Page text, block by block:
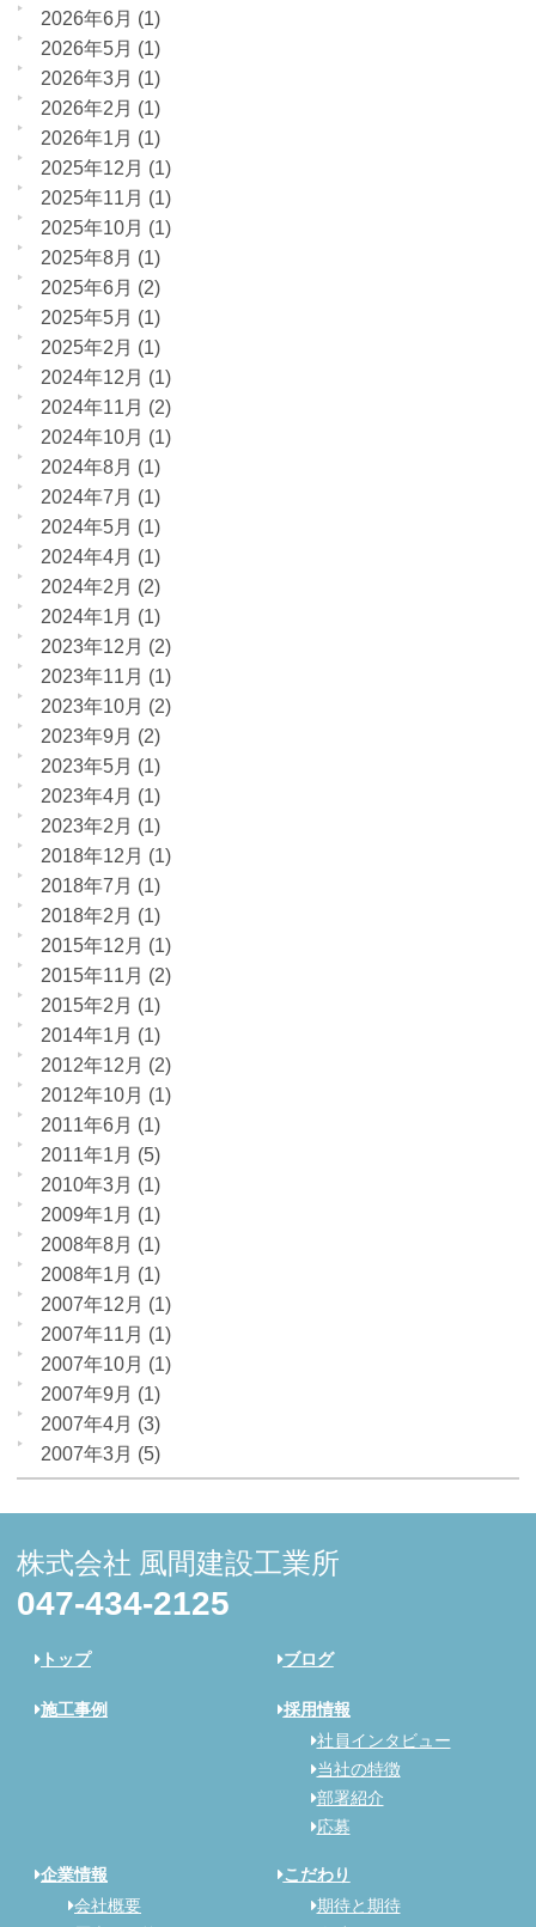
2026年6月 (1)
2026年5月 (1)
2026年3月 (1)
2026年2月 (1)
2026年1月 (1)
2025年12月 (1)
2025年11月 (1)
2025年10月 (1)
2025年8月 (1)
2025年6月 (2)
2025年5月 (1)
2025年2月 (1)
2024年12月 (1)
2024年11月 (2)
2024年10月 (1)
2024年8月 (1)
2024年7月 (1)
2024年5月 (1)
2024年4月 (1)
2024年2月 (2)
2024年1月 (1)
2023年12月 (2)
2023年11月 (1)
2023年10月 (2)
2023年9月 (2)
2023年5月 (1)
2023年4月 (1)
2023年2月 (1)
2018年12月 (1)
2018年7月 (1)
2018年2月 (1)
2015年12月 (1)
2015年11月 (2)
2015年2月 (1)
2014年1月 (1)
2012年12月 (2)
2012年10月 (1)
2011年6月 (1)
2011年1月 (5)
2010年3月 (1)
2009年1月 (1)
2008年8月 (1)
2008年1月 (1)
2007年12月 (1)
2007年11月 (1)
2007年10月 (1)
2007年9月 (1)
2007年4月 (3)
2007年3月 (5)
株式会社 風間建設工業所
047-434-2125
トップ ブログ
施工事例
採用情報
社員インタビュー
当社の特徴
部署紹介
応募
企業情報
会社概要
こだわり
期待と期待